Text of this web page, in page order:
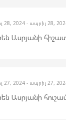
28, 2024 - ապրիլ 28,
Ասրյանի
27, 2024 - ապրիլ 27,
Ասրյանի